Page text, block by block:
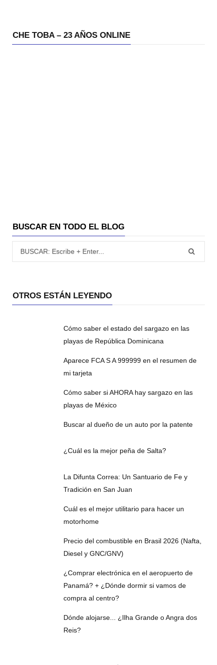
CHE TOBA – 23 AÑOS ONLINE
BUSCAR EN TODO EL BLOG
OTROS ESTÁN LEYENDO
Cómo saber el estado del sargazo en las
playas de República Dominicana
Aparece FCA S A 999999 en el resumen de
mi tarjeta
Cómo saber si AHORA hay sargazo en las
playas de México
Buscar al dueño de un auto por la patente
¿Cuál es la mejor peña de Salta?
La Difunta Correa: Un Santuario de Fe y
Tradición en San Juan
Cuál es el mejor utilitario para hacer un
motorhome
Precio del combustible en Brasil 2026 (Nafta,
Diesel y GNC/GNV)
¿Comprar electrónica en el aeropuerto de
Panamá? + ¿Dónde dormir si vamos de
compra al centro?
Dónde alojarse... ¿Ilha Grande o Angra dos
Reis?